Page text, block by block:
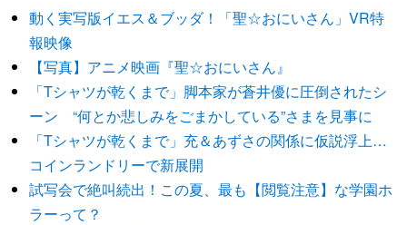
動く実写版イエス＆ブッダ！「聖☆おにいさん」VR特
報映像
【写真】アニメ映画『聖☆おにいさん』
「Tシャツが乾くまで」脚本家が蒼井優に圧倒されたシ
ーン “何とか悲しみをごまかしている”さまを見事に
「Tシャツが乾くまで」充＆あずさの関係に仮説浮上…
コインランドリーで新展開
試写会で絶叫続出！この夏、最も【閲覧注意】な学園ホ
ラーって？